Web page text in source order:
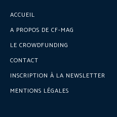
ACCUEIL
A PROPOS DE CF-MAG
LE CROWDFUNDING
CONTACT
INSCRIPTION À LA NEWSLETTER
MENTIONS LÉGALES